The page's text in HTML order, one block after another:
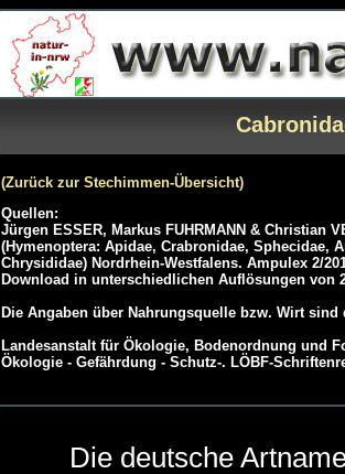
(Zurück zur Stechimmen-Übersicht)
Quellen:
Jürgen ESSER, Markus FUHRMANN & Christian
(Hymenoptera: Apidae, Crabronidae,
Chrysididae) Nordrhein-Westfalens. Ampulex 2/
Download in unterschiedlichen Auflösungen von
Die Angaben über Nahrungsquelle bzw. Wirt
Landesanstalt für Ökologie, Bodenordnung und
Ökologie - Gefährdung - Schutz-. LÖBF-
Die deutsche